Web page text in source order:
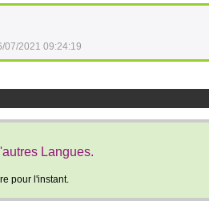
07/2021 09:24:19
Langues.
pour l'instant.